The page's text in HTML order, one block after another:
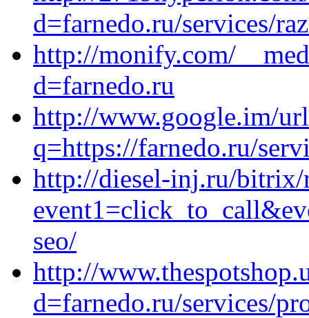
d=farnedo.ru/services/
http://monify.com/
d=farnedo.ru
http://www.google.im/
q=https://farnedo.ru/
http://diesel-inj.ru/bitrix/
seo/
http://
d=farnedo.ru/services/